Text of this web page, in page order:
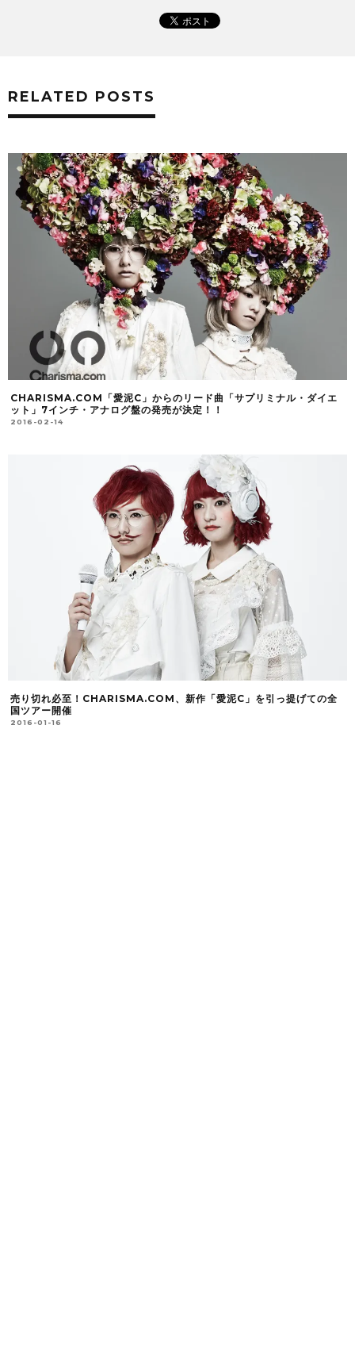
RELATED POSTS
CHARISMA.COM「愛泥C」からのリード曲「サプリミナル・ダイエ
ット」7インチ・アナログ盤の発売が決定！！
2016-02-14
売り切れ必至！CHARISMA.COM、新作「愛泥C」を引っ提げての全
国ツアー開催
2016-01-16